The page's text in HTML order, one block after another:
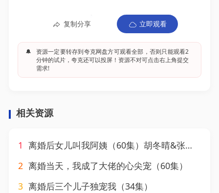
复制分享 立即观看
🔔
资源一定要转存到夸克网盘方可观看全部，否则只能观看2
分钟的试片，夸克还可以投屏！资源不对可点击右上角提交
需求!
相关资源
1 离婚后女儿叫我阿姨（60集）胡冬晴&张子安
2 离婚当天，我成了大佬的心尖宠（60集）
3 离婚后三个儿子独宠我（34集）